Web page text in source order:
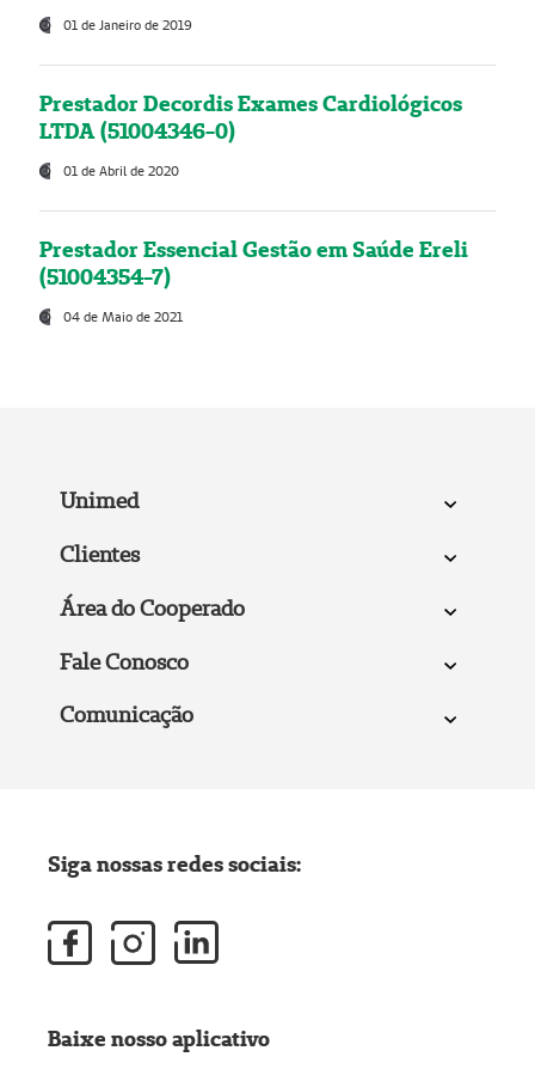
01 de Janeiro de 2019
Prestador Decordis Exames Cardiológicos
LTDA (51004346-0)
01 de Abril de 2020
Prestador Essencial Gestão em Saúde Ereli
(51004354-7)
04 de Maio de 2021
Unimed
Clientes
Área do Cooperado
Fale Conosco
Comunicação
Siga nossas redes sociais:
Baixe nosso aplicativo